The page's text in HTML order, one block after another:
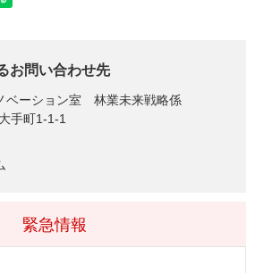
お問い合わせ先
ベーション室 林業未来戦略係
手町1-1-1
緊急情報